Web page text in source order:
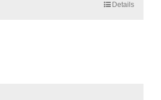
Details